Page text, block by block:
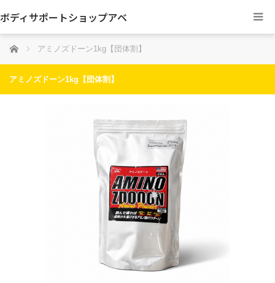
ボディサポートショップアベ
ホーム アミノズドーン1kg【団体割】
アミノズドーン1kg【団体割】